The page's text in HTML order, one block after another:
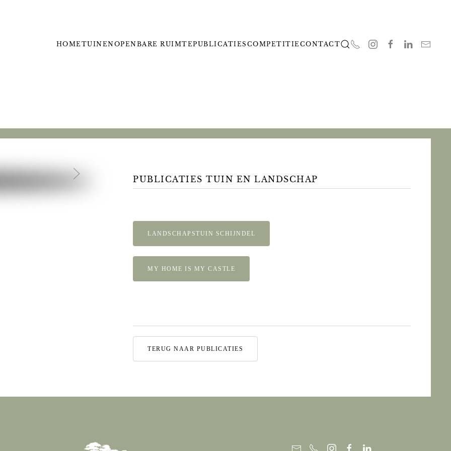
HOME TUINENOPENBARE RUIMTEPUBLICATIES COMPETITIE CONTACT
PUBLICATIES TUIN EN LANDSCHAP
LANDSCHAPSTUIN SCHIJNDEL
MY HOME IS MY CASTLE
TERUG NAAR PUBLICATIES